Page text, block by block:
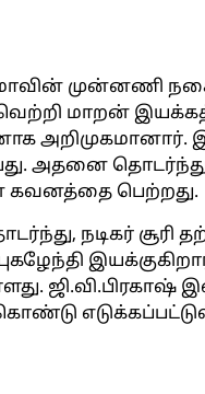
முன்னணி
மாறன்
அறிமுகமானார்.
அதனை தொடர்ந்து
கவனத்தை பெற்றது.
நடிகர் சூரி